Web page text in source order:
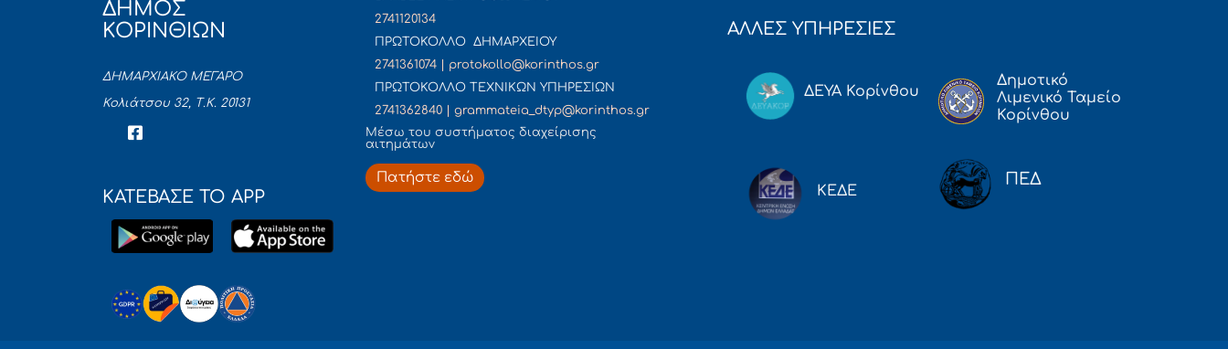
ΔΗΜΟΣ
ΚΟΡΙΝΘΙΩΝ
ΔΗΜΑΡΧΙΑΚΟ ΜΕΓΑΡΟ
Κολιάτσου 32, Τ.Κ. 20131
ΚΑΤΕΒΑΣΕ ΤΟ APP
2741120134
ΠΡΩΤΟΚΟΛΛΟ ΔΗΜΑΡΧΕΙΟΥ
2741361074 | protokollo@korinthos.gr
ΠΡΩΤΟΚΟΛΛΟ ΤΕΧΝΙΚΩΝ ΥΠΗΡΕΣΙΩΝ
2741362840 | grammateia_dtyp@korinthos.gr
Mέσω του συστήματος διαχείρισης
αιτημάτων
Πατήστε εδώ
ΑΛΛΕΣ ΥΠΗΡΕΣΙΕΣ
ΔΕΥΑ Κορίνθου
Δημοτικό
Λιμενικό Ταμείο
Κορίνθου
ΚΕΔΕ
ΠΕΔ